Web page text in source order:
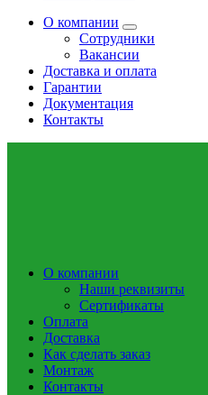
О компании
Сотрудники
Вакансии
Доставка и оплата
Гарантии
Документация
Контакты
О компании
Наши реквизиты
Сертификаты
Оплата
Доставка
Как сделать заказ
Монтаж
Контакты